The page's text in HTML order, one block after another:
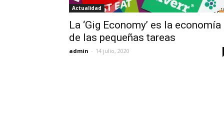
Actualidad
La ‘Gig Economy’ es la economía
de las pequeñas tareas
admin - 14 julio, 2020